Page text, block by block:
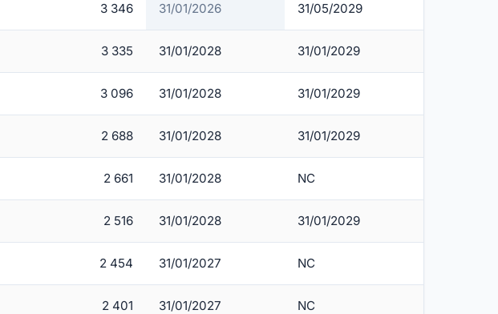
3 346 31/01/2026 31/05/2029
3 335 31/01/2028 31/01/2029
3 096 31/01/2028 31/01/2029
2 688 31/01/2028 31/01/2029
2 661 31/01/2028 NC
2 516 31/01/2028 31/01/2029
2 454 31/01/2027 NC
2 401 31/01/2027 NC